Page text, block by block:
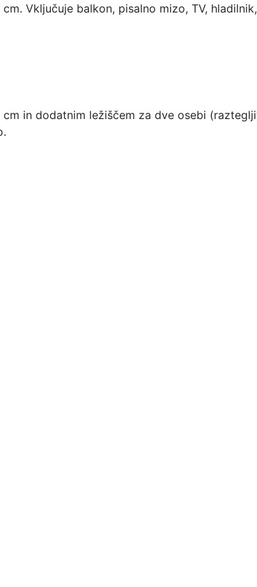
Vključuje balkon, pisalno mizo, TV,
in dodatnim ležiščem za dve osebi